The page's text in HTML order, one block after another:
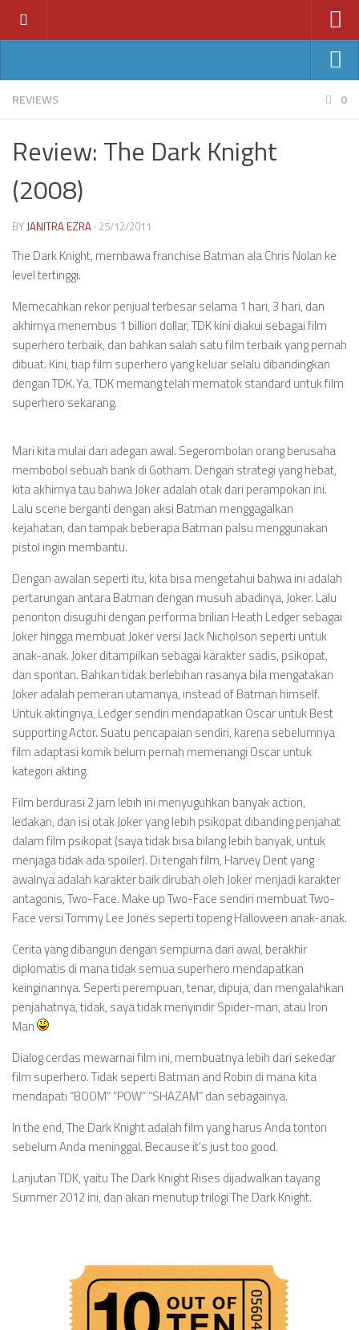
News
Reviews
Year
2011
2012
2013
2014
2015
Videos
Television
Batman v Superman
REVIEWS 0
Review: The Dark Knight
(2008)
BYJANITRA EZRA · 25/12/2011
The Dark Knight, membawa franchise Batman ala Chris Nolan ke
level tertinggi.
Memecahkan rekor penjual terbesar selama 1 hari, 3 hari, dan
akhirnya menembus 1 billion dollar, TDK kini diakui sebagai film
superhero terbaik, dan bahkan salah satu film terbaik yang pernah
dibuat. Kini, tiap film superhero yang keluar selalu dibandingkan
dengan TDK. Ya, TDK memang telah mematok standard untuk film
superhero sekarang.
Mari kita mulai dari adegan awal. Segerombolan orang berusaha
membobol sebuah bank di Gotham. Dengan strategi yang hebat,
kita akhirnya tau bahwa Joker adalah otak dari perampokan ini.
Lalu scene berganti dengan aksi Batman menggagalkan
kejahatan, dan tampak beberapa Batman palsu menggunakan
pistol ingin membantu.
Dengan awalan seperti itu, kita bisa mengetahui bahwa ini adalah
pertarungan antara Batman dengan musuh abadinya, Joker. Lalu
penonton disuguhi dengan performa brilian Heath Ledger sebagai
Joker hingga membuat Joker versi Jack Nicholson seperti untuk
anak-anak. Joker ditampilkan sebagai karakter sadis, psikopat,
dan spontan. Bahkan tidak berlebihan rasanya bila mengatakan
Joker adalah pemeran utamanya, instead of Batman himself.
Untuk aktingnya, Ledger sendiri mendapatkan Oscar untuk Best
supporting Actor. Suatu pencapaian sendiri, karena sebelumnya
film adaptasi komik belum pernah memenangi Oscar untuk
kategori akting.
Film berdurasi 2 jam lebih ini menyuguhkan banyak action,
ledakan, dan isi otak Joker yang lebih psikopat dibanding penjahat
dalam film psikopat (saya tidak bisa bilang lebih banyak, untuk
menjaga tidak ada spoiler). Di tengah film, Harvey Dent yang
awalnya adalah karakter baik dirubah oleh Joker menjadi karakter
antagonis, Two-Face. Make up Two-Face sendiri membuat Two-
Face versi Tommy Lee Jones seperti topeng Halloween anak-anak.
Cerita yang dibangun dengan sempurna dari awal, berakhir
diplomatis di mana tidak semua superhero mendapatkan
keinginannya. Seperti perempuan, tenar, dipuja, dan mengalahkan
penjahatnya, tidak, saya tidak menyindir Spider-man, atau Iron
Man
Dialog cerdas mewarnai film ini, membuatnya lebih dari sekedar
film superhero. Tidak seperti Batman and Robin di mana kita
mendapati “BOOM” “POW” “SHAZAM” dan sebagainya.
In the end, The Dark Knight adalah film yang harus Anda tonton
sebelum Anda meninggal. Because it’s just too good.
Lanjutan TDK, yaitu The Dark Knight Rises dijadwalkan tayang
Summer 2012 ini, dan akan menutup trilogi The Dark Knight.